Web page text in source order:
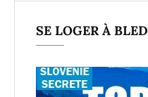
SE LOGER À BLED